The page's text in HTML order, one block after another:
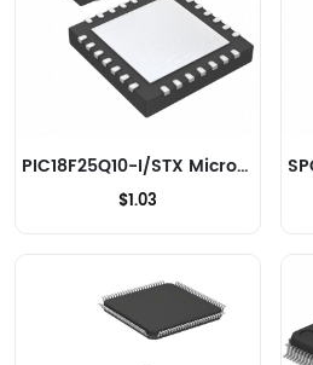
PIC18F25Q10-I/STX Microchip Technology Microcontrôleurs
$1.03